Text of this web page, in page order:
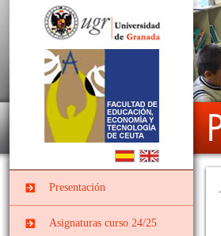
Presentación
Asignaturas curso 24/25